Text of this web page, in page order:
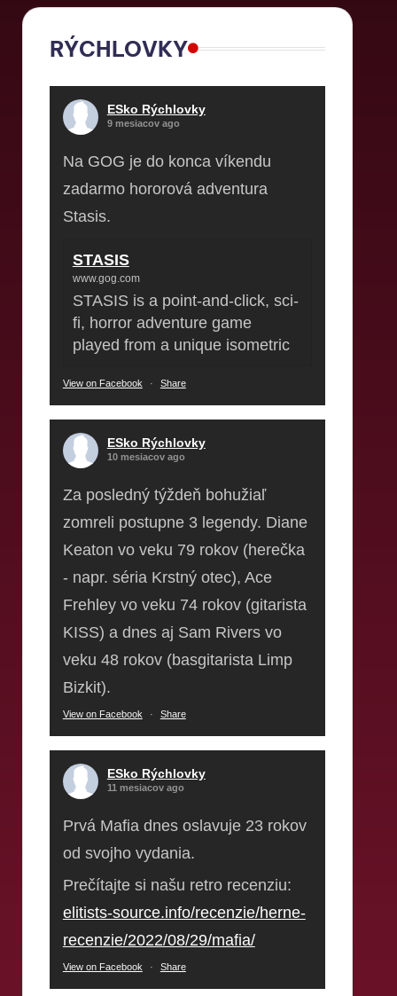
RÝCHLOVKY
ESko Rýchlovky
9 mesiacov ago
Na GOG je do konca víkendu
zadarmo hororová adventura
Stasis.
STASIS
www.gog.com
STASIS is a point-and-click, sci-
fi, horror adventure game
played from a unique isometric
View on Facebook · Share
ESko Rýchlovky
10 mesiacov ago
Za posledný týždeň bohužiaľ
zomreli postupne 3 legendy. Diane
Keaton vo veku 79 rokov (herečka
- napr. séria Krstný otec), Ace
Frehley vo veku 74 rokov (gitarista
KISS) a dnes aj Sam Rivers vo
veku 48 rokov (basgitarista Limp
Bizkit).
View on Facebook · Share
ESko Rýchlovky
11 mesiacov ago
Prvá Mafia dnes oslavuje 23 rokov
od svojho vydania.
Prečítajte si našu retro recenziu:
elitists-source.info/recenzie/herne-
recenzie/2022/08/29/mafia/
View on Facebook · Share